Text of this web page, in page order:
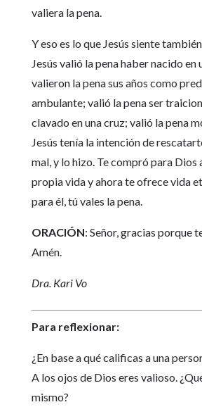
valiera la pena.
Y eso es lo que Jesús siente
Jesús valió la pena haber nacido en
valieron la pena sus años como
ambulante; valió la pena ser
clavado en una cruz; valió la pena
Jesús tenía la intención de
mal, y lo hizo. Te compró para Dios
propia vida y ahora te ofrece vida
para él, tú vales la pena.
ORACIÓN: Señor, gracias porque
Amén.
Dra. Kari Vo
Para reflexionar:
¿En base a qué calificas a una
A los ojos de Dios eres valioso.
mismo?